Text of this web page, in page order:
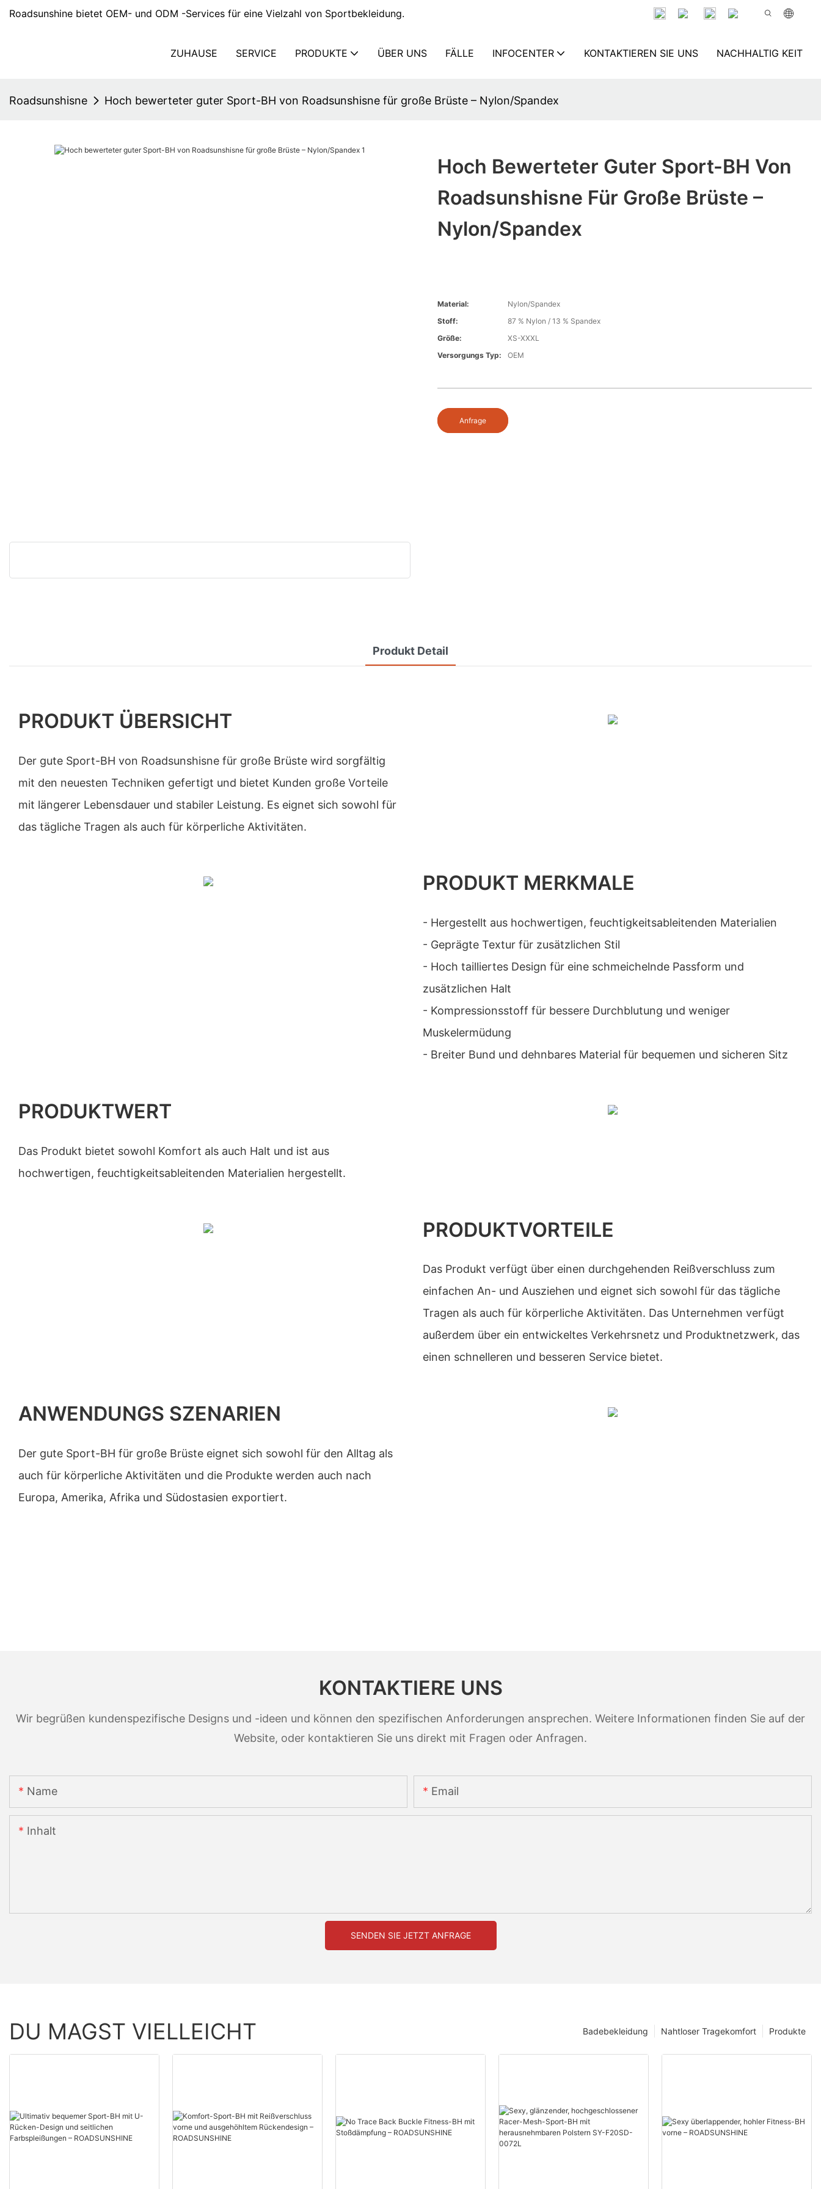
Roadsunshine bietet OEM- und ODM -Services für eine Vielzahl von Sportbekleidung.
ZUHAUSE SERVICE PRODUKTE ÜBER UNS FÄLLE INFOCENTER KONTAKTIEREN SIE UNS NACHHALTIG KEIT
Roadsunshisne Hoch bewerteter guter Sport-BH von Roadsunshisne für große Brüste – Nylon/Spandex
Hoch Bewerteter Guter Sport-BH Von
Roadsunshisne Für Große Brüste –
Nylon/Spandex
Material:
Nylon/Spandex
Stoff:
87 % Nylon / 13 % Spandex
Größe:
XS-XXXL
Versorgungs Typ:
OEM
Anfrage
Produkt Detail
PRODUKT ÜBERSICHT
Der gute Sport-BH von Roadsunshisne für große Brüste wird sorgfältig
mit den neuesten Techniken gefertigt und bietet Kunden große Vorteile
mit längerer Lebensdauer und stabiler Leistung. Es eignet sich sowohl für
das tägliche Tragen als auch für körperliche Aktivitäten.
PRODUKT MERKMALE
- Hergestellt aus hochwertigen, feuchtigkeitsableitenden Materialien
- Geprägte Textur für zusätzlichen Stil
- Hoch tailliertes Design für eine schmeichelnde Passform und
zusätzlichen Halt
- Kompressionsstoff für bessere Durchblutung und weniger
Muskelermüdung
- Breiter Bund und dehnbares Material für bequemen und sicheren Sitz
PRODUKTWERT
Das Produkt bietet sowohl Komfort als auch Halt und ist aus
hochwertigen, feuchtigkeitsableitenden Materialien hergestellt.
PRODUKTVORTEILE
Das Produkt verfügt über einen durchgehenden Reißverschluss zum
einfachen An- und Ausziehen und eignet sich sowohl für das tägliche
Tragen als auch für körperliche Aktivitäten. Das Unternehmen verfügt
außerdem über ein entwickeltes Verkehrsnetz und Produktnetzwerk, das
einen schnelleren und besseren Service bietet.
ANWENDUNGS SZENARIEN
Der gute Sport-BH für große Brüste eignet sich sowohl für den Alltag als
auch für körperliche Aktivitäten und die Produkte werden auch nach
Europa, Amerika, Afrika und Südostasien exportiert.
KONTAKTIERE UNS
Wir begrüßen kundenspezifische Designs und -ideen und können den spezifischen Anforderungen ansprechen. Weitere Informationen finden Sie auf der
Website, oder kontaktieren Sie uns direkt mit Fragen oder Anfragen.
Name Email
Inhalt
SENDEN SIE JETZT ANFRAGE
DU MAGST VIELLEICHT Produkte
Nahtloser Tragekomfort
Badebekleidung